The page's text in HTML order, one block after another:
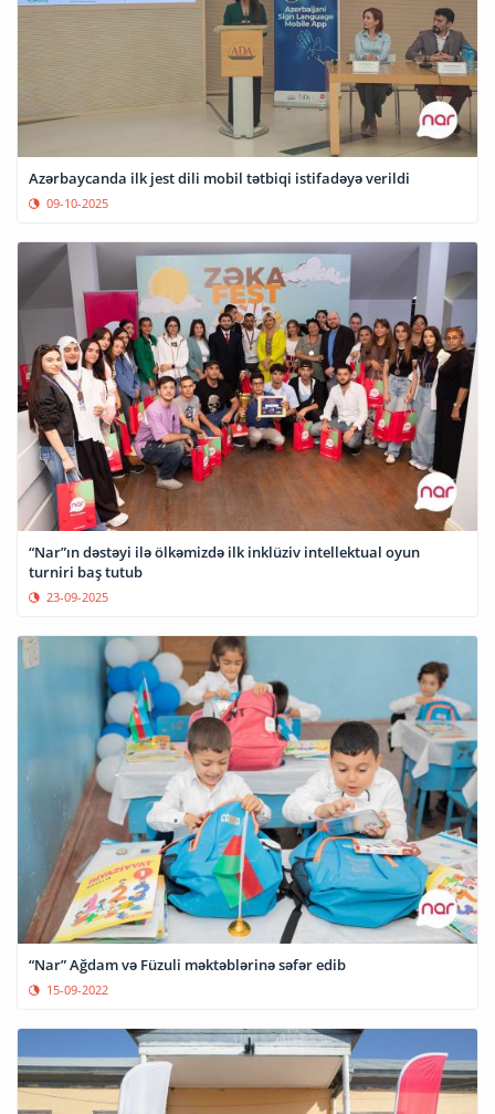
Azərbaycanda ilk jest dili mobil tətbiqi istifadəyə verildi
09-10-2025
“Nar”ın dəstəyi ilə ölkəmizdə ilk inklüziv intellektual oyun
turniri baş tutub
23-09-2025
“Nar” Ağdam və Füzuli məktəblərinə səfər edib
15-09-2022